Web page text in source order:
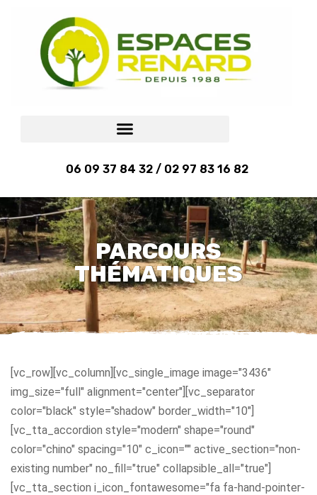
06 09 37 84 32 / 02 97 83 16 82
PARCOURS
THÉMATIQUES
[vc_row][vc_column][vc_single_image image="3436"
img_size="full" alignment="center"][vc_separator
color="black" style="shadow" border_width="10"]
[vc_tta_accordion style="modern" shape="round"
color="chino" spacing="10" c_icon="" active_section="non-
existing number" no_fill="true" collapsible_all="true"]
[vc_tta_section i_icon_fontawesome="fa fa-hand-pointer-